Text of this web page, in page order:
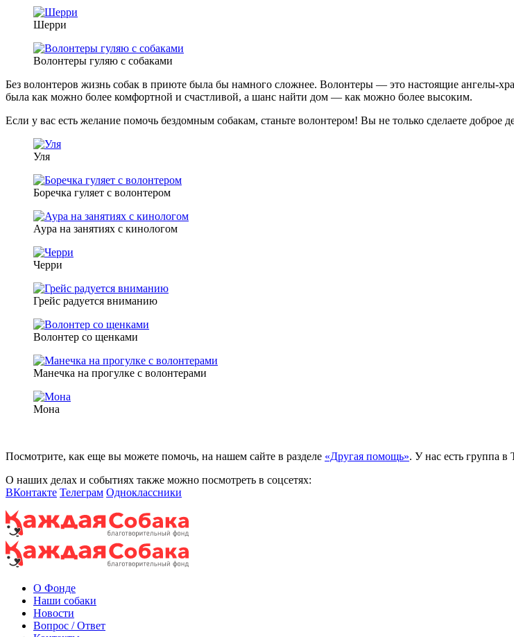
Шерри
Волонтеры гуляю с собаками
Без волонтеров жизнь собак в приюте была бы намного сложнее. Волонтеры — это настоящие ангелы-
была как можно более комфортной и счастливой, а шанс найти дом — как можно более высоким.
Если у вас есть желание помочь бездомным собакам, станьте волонтером! Вы не только сделаете
Уля
Боречка гуляет с волонтером
Аура на занятиях с кинологом
Черри
Грейс радуется вниманию
Волонтер со щенками
Манечка на прогулке с волонтерами
Мона
Посмотрите, как еще вы можете помочь, на нашем сайте в разделе «Другая помощь». У нас есть группа в
О наших делах и событиях также можно посмотреть в соцсетях:
ВКонтакте Телеграм Одноклассники
О Фонде
Наши собаки
Новости
Вопрос / Ответ